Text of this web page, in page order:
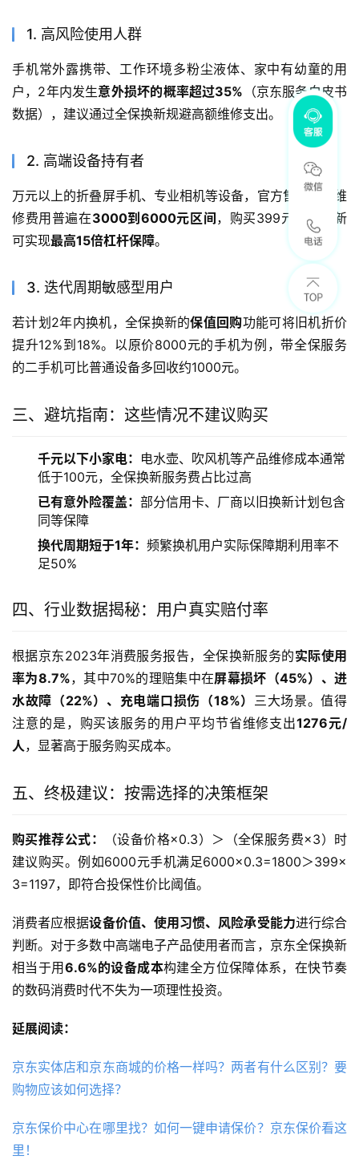
1. 高风险使用人群
手机常外露携带、工作环境多粉尘液体、家中有幼童的用
户，2年内发生意外损坏的概率超过35% （京东服务白皮书
数据），建议通过全保换新规避高额维修支出。
2. 高端设备持有者
万元以上的折叠屏手机、专业相机等设备，官方售后屏幕维
修费用普遍在3000到6000元区间 ，购买399元全保换新
可实现最高15倍杠杆保障。
3. 迭代周期敏感型用户
若计划2年内换机，全保换新的保值回购功能可将旧机折价
提升12%到18%。以原价8000元的手机为例，带全保服务
的二手机可比普通设备多回收约1000元。
三、避坑指南：这些情况不建议购买
千元以下小家电： 电水壶、吹风机等产品维修成本通常
低于100元，全保换新服务费占比过高
已有意外险覆盖： 部分信用卡、厂商以旧换新计划包含
同等保障
换代周期短于1年： 频繁换机用户实际保障期利用率不
足50%
四、行业数据揭秘：用户真实赔付率
根据京东2023年消费服务报告，全保换新服务的实际使用
率为8.7%，其中70%的理赔集中在屏幕损坏（45%）、进
水故障（22%）、充电端口损伤（18%） 三大场景。值得
注意的是，购买该服务的用户平均节省维修支出1276元/
人，显著高于服务购买成本。
五、终极建议：按需选择的决策框架
购买推荐公式：
（设备价格×0.3）＞（全保服务费×3）时
建议购买。例如6000元手机满足6000×0.3=1800＞399×
3=1197，即符合投保性价比阈值。
消费者应根据设备价值、使用习惯、风险承受能力进行综合
判断。对于多数中高端电子产品使用者而言，京东全保换新
相当于用 6.6%的设备成本构建全方位保障体系，在快节奏
的数码消费时代不失为一项理性投资。
延展阅读：
京东实体店和京东商城的价格一样吗？两者有什么区别？要
购物应该如何选择？
京东保价中心在哪里找？如何一键申请保价？京东保价看这
里！